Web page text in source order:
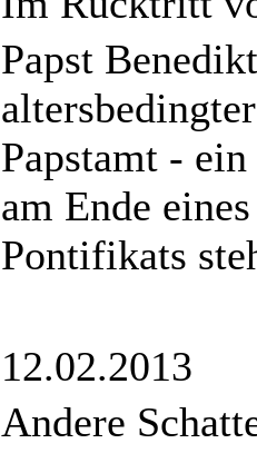
Papst
Papstamt -
am Ende
Pontifikats
12.02.2013
Andere